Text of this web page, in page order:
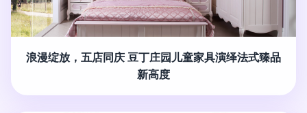
浪漫绽放，五店同庆 豆丁庄园儿童家具演绎法式臻品
新高度